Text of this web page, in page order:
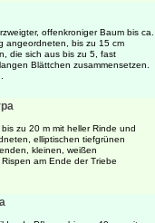
offenkroniger Baum bis ca.
angeordneten, bis zu 15 cm
die sich aus bis zu 5, fast
Blättchen zusammensetzen.
zu 20 m mit heller Rinde und
elliptischen tiefgrünen
kleinen, weißen
am Ende der Triebe